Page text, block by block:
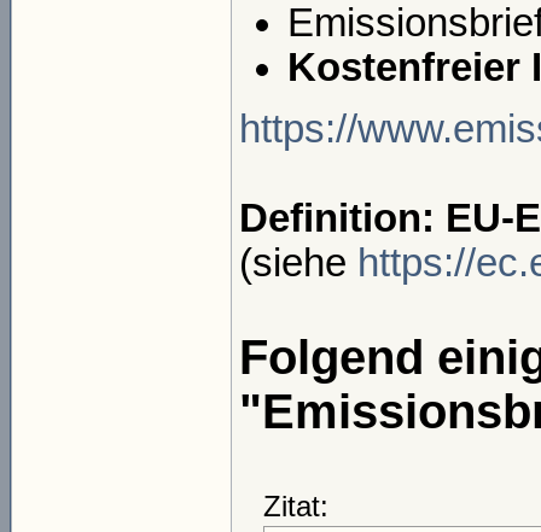
Kostenfreier
https://
Definition: EU-
(siehe https://
Folgend
Zitat: